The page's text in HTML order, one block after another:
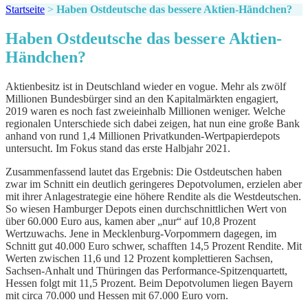
Startseite > Haben Ostdeutsche das bessere Aktien-Händchen?
Haben Ostdeutsche das bessere Aktien-
Händchen?
Aktienbesitz ist in Deutschland wieder en vogue. Mehr als zwölf
Millionen Bundesbürger sind an den Kapitalmärkten engagiert,
2019 waren es noch fast zweieinhalb Millionen weniger. Welche
regionalen Unterschiede sich dabei zeigen, hat nun eine große Bank
anhand von rund 1,4 Millionen Privatkunden-Wertpapierdepots
untersucht. Im Fokus stand das erste Halbjahr 2021.
Zusammenfassend lautet das Ergebnis: Die Ostdeutschen haben
zwar im Schnitt ein deutlich geringeres Depotvolumen, erzielen aber
mit ihrer Anlagestrategie eine höhere Rendite als die Westdeutschen.
So wiesen Hamburger Depots einen durchschnittlichen Wert von
über 60.000 Euro aus, kamen aber „nur“ auf 10,8 Prozent
Wertzuwachs. Jene in Mecklenburg-Vorpommern dagegen, im
Schnitt gut 40.000 Euro schwer, schafften 14,5 Prozent Rendite. Mit
Werten zwischen 11,6 und 12 Prozent komplettieren Sachsen,
Sachsen-Anhalt und Thüringen das Performance-Spitzenquartett,
Hessen folgt mit 11,5 Prozent. Beim Depotvolumen liegen Bayern
mit circa 70.000 und Hessen mit 67.000 Euro vorn.